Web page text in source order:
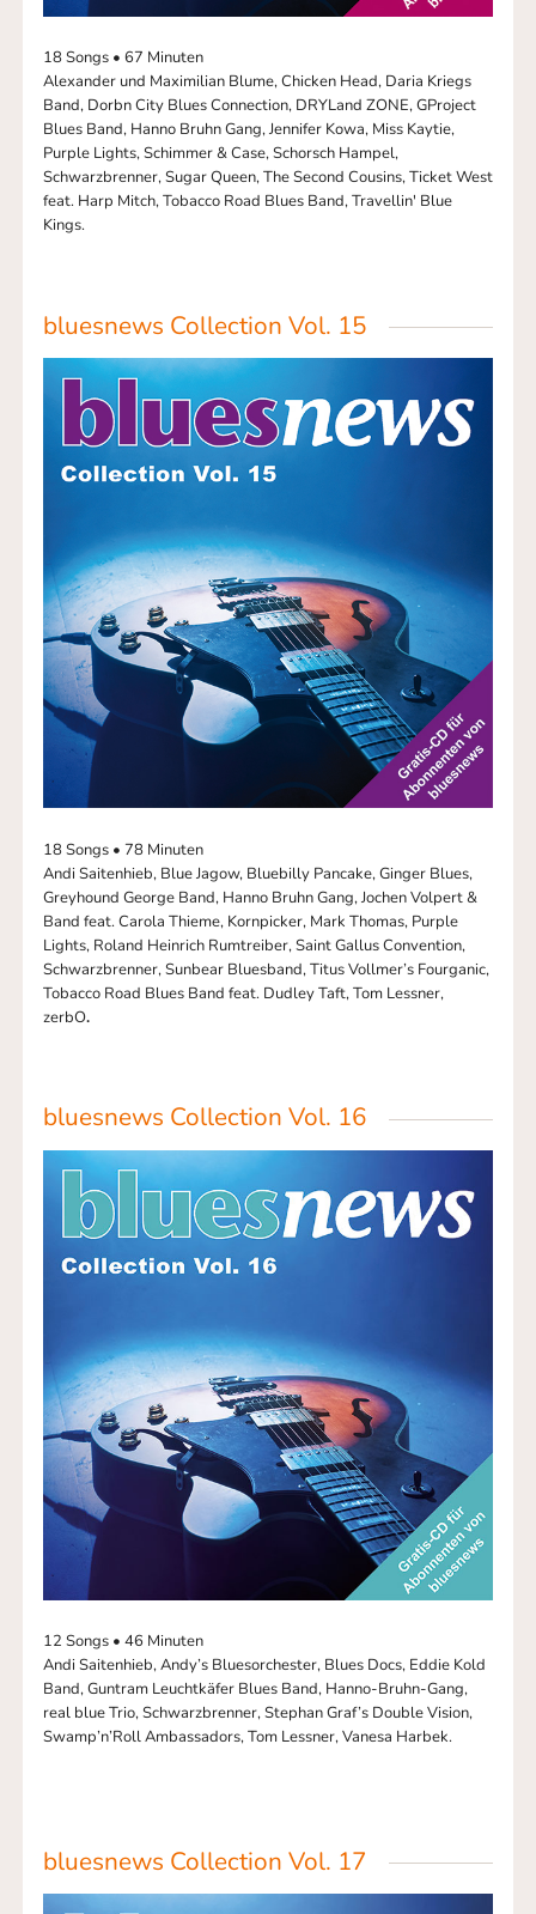
18 Songs • 67 Minuten
Alexander und Maximilian Blume, Chicken Head, Daria Kriegs
Band, Dorbn City Blues Connection, DRYLand ZONE, GProject
Blues Band, Hanno Bruhn Gang, Jennifer Kowa, Miss Kaytie,
Purple Lights, Schimmer & Case, Schorsch Hampel,
Schwarzbrenner, Sugar Queen, The Second Cousins, Ticket West
feat. Harp Mitch, Tobacco Road Blues Band, Travellin' Blue
Kings.
bluesnews Collection Vol. 15
18 Songs • 78 Minuten
Andi Saitenhieb, Blue Jagow, Bluebilly Pancake, Ginger Blues,
Greyhound George Band, Hanno Bruhn Gang, Jochen Volpert &
Band feat. Carola Thieme, Kornpicker, Mark Thomas, Purple
Lights, Roland Heinrich Rumtreiber, Saint Gallus Convention,
Schwarzbrenner, Sunbear Bluesband, Titus Vollmer’s Fourganic,
Tobacco Road Blues Band feat. Dudley Taft, Tom Lessner,
zerbO.
bluesnews Collection Vol. 16
12 Songs • 46 Minuten
Andi Saitenhieb, Andy’s Bluesorchester, Blues Docs, Eddie Kold
Band, Guntram Leuchtkäfer Blues Band, Hanno-Bruhn-Gang,
real blue Trio, Schwarzbrenner, Stephan Graf’s Double Vision,
Swamp’n’Roll Ambassadors, Tom Lessner, Vanesa Harbek.
bluesnews Collection Vol. 17